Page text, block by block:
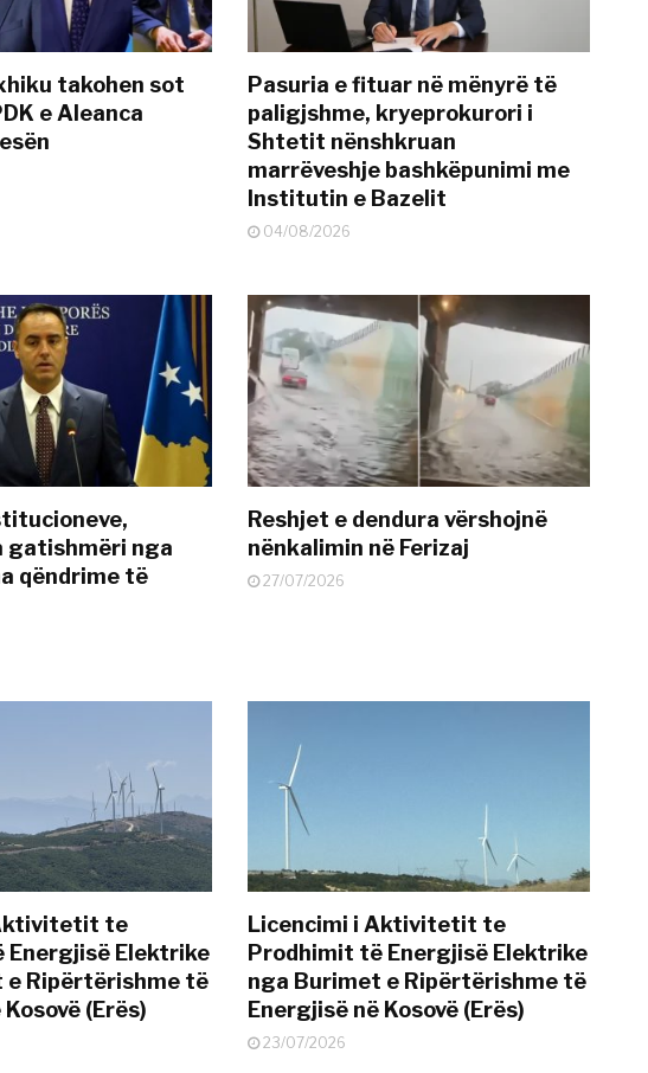
takohen sot
e Aleanca
Pasuria e fituar në mënyrë të
paligjshme, kryeprokurori i
Shtetit nënshkruan
marrëveshje bashkëpunimi me
Institutin e Bazelit
04/08/2026
gatishmëri nga
qëndrime të
Reshjet e dendura vërshojnë
nënkalimin në Ferizaj
27/07/2026
te
Energjisë Elektrike
e Ripërtërishme të
(Erës)
Licencimi i Aktivitetit te
Prodhimit të Energjisë Elektrike
nga Burimet e Ripërtërishme të
Energjisë në Kosovë (Erës)
23/07/2026